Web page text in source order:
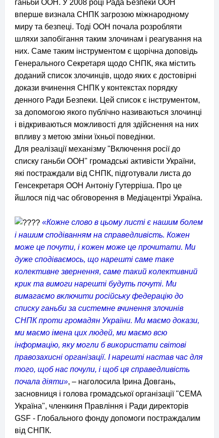
ганьби ООН. У 2008 році Рада Безпеки ООН
вперше визнала СНПК загрозою міжнародному
миру та безпеці. Тоді ООН почала розробляти
шляхи запобігання таким злочинам і реагування на
них. Саме таким інструментом є щорічна доповідь
Генерального Секретаря щодо СНПК, яка містить
доданий список злочинців, щодо яких є достовірні
докази вчинення СНПК у контекстах порядку
денного Ради Безпеки. Цей список є інструментом,
за допомогою якого публічно називаються злочинці
і відкриваються можливості для здійснення на них
впливу з метою зміни їхньої поведінки.
Для реалізації механізму "Включення росії до
списку ганьби ООН" громадські активісти України,
які постраждали від СНПК, підготували листа до
Генсекретаря ООН Антоніу Гутерріша. Про це
йшлося під час обговорення в Медіацентрі Україна.
«Кожне слово в цьому листі є нашим болем
і нашим сподіванням на справедливість. Кожен
може це почути, і кожен може це прочитати. Ми
дуже сподіваємось, що нарешті саме таке
колективне звернення, саме такий колективний
крик та вимоги нарешті будуть почуті. Ми
вимагаємо включити російську федерацію до
списку ганьби за системне вчинення злочинів
СНПК проти громадян України. Ми маємо докази,
ми маємо імена цих людей, ми маємо всю
інформацію, яку могли б використати світові
правозахисні організації. І нарешті настав час для
того, щоб нас почули, і щоб ця справедливість
почала діяти», – наголосила Ірина Довгань,
засновниця і голова громадської організації "СЕМА
Україна", членкиня Правління і Ради директорів
GSF - Глобального фонду допомоги постраждалим
від СНПК.